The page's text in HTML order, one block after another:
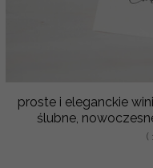
proste i eleganckie
ślubne,
(